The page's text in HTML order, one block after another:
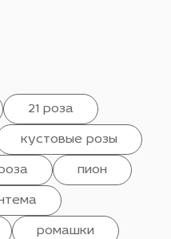
21 роза
кустовые розы
пион
ромашки